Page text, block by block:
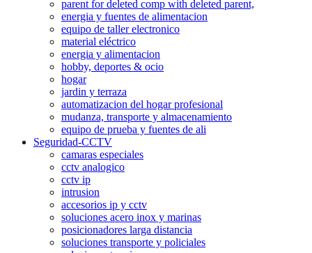
parent for deleted comp with deleted parent,
energia y fuentes de alimentacion
equipo de taller electronico
material eléctrico
energia y alimentacion
hobby, deportes & ocio
hogar
jardin y terraza
automatizacion del hogar profesional
mudanza, transporte y almacenamiento
equipo de prueba y fuentes de ali
Seguridad-CCTV
camaras especiales
cctv analogico
cctv ip
intrusion
accesorios ip y cctv
soluciones acero inox y marinas
posicionadores larga distancia
soluciones transporte y policiales